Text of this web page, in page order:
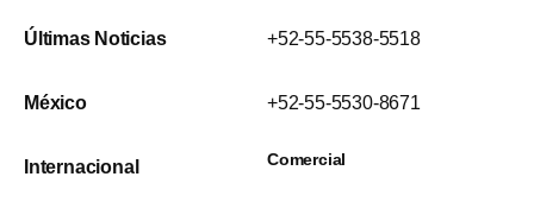
Últimas Noticias
México
Internacional
+52-55-5538-5518
+52-55-5530-8671
Comercial